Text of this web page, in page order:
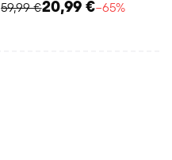
59,99 €20,99 €−65%